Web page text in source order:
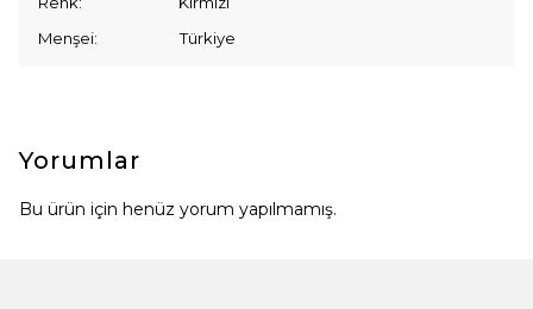
Menşei: Türkiye
Yorumlar
Bu ürün için henüz yorum yapılmamış.